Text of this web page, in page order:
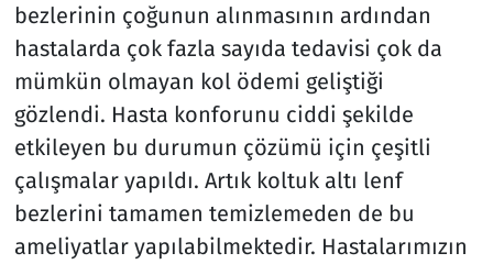
bezlerinin çoğunun alınmasının ardından
hastalarda çok fazla sayıda tedavisi çok da
mümkün olmayan kol ödemi geliştiği
gözlendi. Hasta konforunu ciddi şekilde
etkileyen bu durumun çözümü için çeşitli
çalışmalar yapıldı. Artık koltuk altı lenf
bezlerini tamamen temizlemeden de bu
ameliyatlar yapılabilmektedir. Hastalarımızın